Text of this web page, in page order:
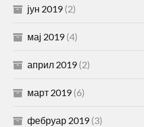
јун 2019 (2)
мај 2019 (4)
април 2019 (2)
март 2019 (6)
фебруар 2019 (3)